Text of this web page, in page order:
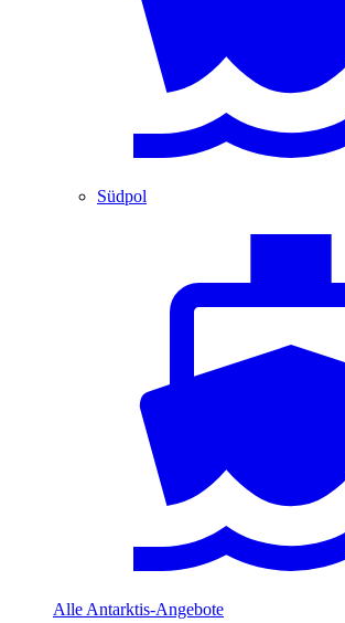
Südpol
Alle Antarktis-Angebote